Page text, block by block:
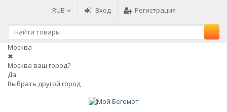
RUB Вход Регистрация
Москва
✖
Москва ваш город?
Да
Выбрать другой город